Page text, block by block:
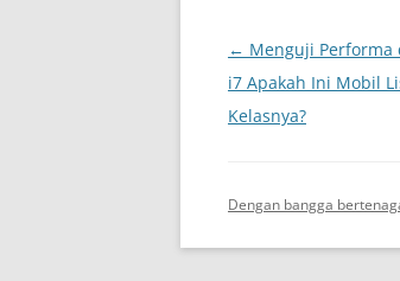
Navigasi
Tulisan
← Menguji Performa
i7 Apakah Ini Mobil
Kelasnya?
Dengan bangga